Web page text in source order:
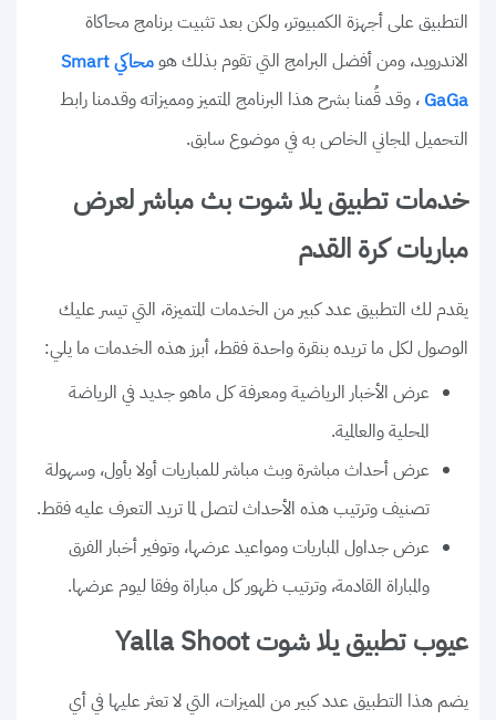
التطبيق على أجهزة الكمبيوتر، ولكن بعد تثبيت برنامج محاكاة
الاندرويد، ومن أفضل البرامج التي تقوم بذلك هو
محاكي Smart
GaGa ، وقد قُمنا بشرح هذا البرنامج المتميز ومميزاته وقدمنا رابط
التحميل المجاني الخاص به في موضوع سابق.
خدمات تطبيق يلا شوت بث مباشر لعرض
مباريات كرة القدم
يقدم لك التطبيق عدد كبير من الخدمات المتميزة، التي تيسر عليك
الوصول لكل ما تريده بنقرة واحدة فقط، أبرز هذه الخدمات ما يلي:
عرض الأخبار الرياضية ومعرفة كل ماهو جديد في الرياضة
المحلية والعالمية.
عرض أحداث مباشرة وبث مباشر للمباريات أولا بأول، وسهولة
تصنيف وترتيب هذه الأحداث لتصل لما تريد التعرف عليه فقط.
عرض جداول المباريات ومواعيد عرضها، وتوفير أخبار الفرق
والمباراة القادمة، وترتيب ظهور كل مباراة وفقا ليوم عرضها.
عيوب تطبيق يلا شوت Yalla Shoot
يضم هذا التطبيق عدد كبير من المميزات، التي لا تعثر عليها في أي